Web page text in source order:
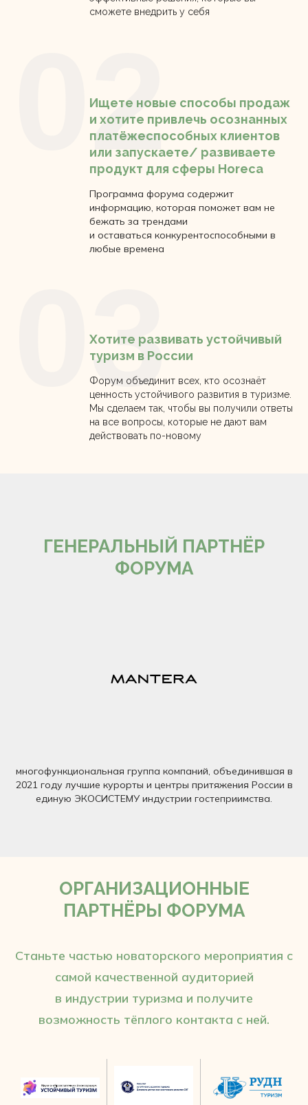
сможете внедрить у себя
Ищете новые способы продаж
и хотите привлечь осознанных
платёжеспособных клиентов
или запускаете/ развиваете
продукт для сферы Horeca
Программа форума содержит
информацию, которая поможет вам не
бежать за трендами
и оставаться конкурентоспособными в
любые времена
02
Хотите развивать устойчивый
туризм в России
Форум объединит всех, кто осознаёт
ценность устойчивого развития в туризме.
Мы сделаем так, чтобы вы получили ответы
на все вопросы, которые не дают вам
действовать по-новому
03
ГЕНЕРАЛЬНЫЙ ПАРТНЁР
ФОРУМА
многофункциональная группа компаний, объединившая в
2021 году лучшие курорты и центры притяжения России в
единую ЭКОСИСТЕМУ индустрии гостеприимства.
ОРГАНИЗАЦИОННЫЕ
ПАРТНЁРЫ ФОРУМА
Станьте частью новаторского мероприятия с
самой качественной аудиторией
в индустрии туризма и получите
возможность тёплого контакта с ней.